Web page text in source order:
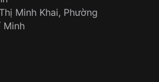
Minh Khai, Phường
Minh